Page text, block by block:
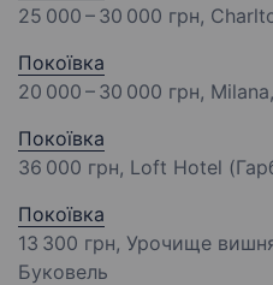
25 000 – 30 000 грн,
Покоївка
20 000 – 30 000 грн,
Покоївка
36 000 грн, Loft Hotel
Покоївка
13 300 грн, Урочище
Буковель